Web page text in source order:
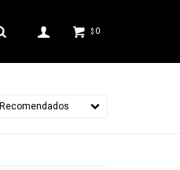
$ 0
Recomendados